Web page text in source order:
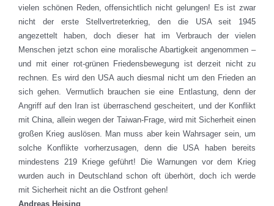
vielen schönen Reden, offensichtlich nicht gelungen! Es ist zwar
nicht der erste Stellvertreterkrieg, den die USA seit 1945
angezettelt haben, doch dieser hat im Verbrauch der vielen
Menschen jetzt schon eine moralische Abartigkeit angenommen –
und mit einer rot-grünen Friedensbewegung ist derzeit nicht zu
rechnen. Es wird den USA auch diesmal nicht um den Frieden an
sich gehen. Vermutlich brauchen sie eine Entlastung, denn der
Angriff auf den Iran ist überraschend gescheitert, und der Konflikt
mit China, allein wegen der Taiwan-Frage, wird mit Sicherheit einen
großen Krieg auslösen. Man muss aber kein Wahrsager sein, um
solche Konflikte vorherzusagen, denn die USA haben bereits
mindestens 219 Kriege geführt! Die Warnungen vor dem Krieg
wurden auch in Deutschland schon oft überhört, doch ich werde
mit Sicherheit nicht an die Ostfront gehen!
Andreas Heising